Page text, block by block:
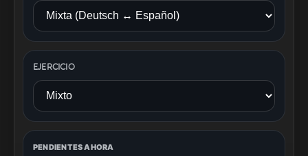
EJERCICIO
PENDIENTES AHORA